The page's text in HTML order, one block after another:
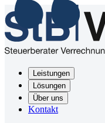
Leistungen
Lösungen
Über uns
Kontakt